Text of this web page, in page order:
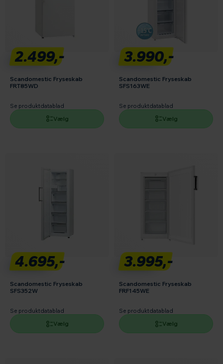
2.499,-
Scandomestic Fryseskab
FRT85WD
Se produktdatablad
Vælg
3.990,-
Scandomestic Fryseskab
SFS163WE
Se produktdatablad
Vælg
4.695,-
Scandomestic Fryseskab
SFS352W
Se produktdatablad
Vælg
3.995,-
Scandomestic Fryseskab
FRF145WE
Se produktdatablad
Vælg